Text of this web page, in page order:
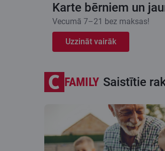
Karte bērniem un
Vecumā 7–21 bez maksas!
Uzzināt vairāk
FAMILY Saistītie